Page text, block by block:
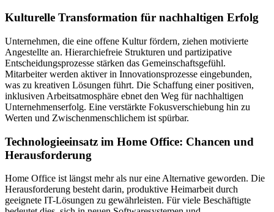
Kulturelle Transformation für nachhaltigen Erfolg
Unternehmen, die eine offene Kultur fördern, ziehen motivierte
Angestellte an. Hierarchiefreie Strukturen und partizipative
Entscheidungsprozesse stärken das Gemeinschaftsgefühl.
Mitarbeiter werden aktiver in Innovationsprozesse eingebunden,
was zu kreativen Lösungen führt. Die Schaffung einer positiven,
inklusiven Arbeitsatmosphäre ebnet den Weg für nachhaltigen
Unternehmenserfolg. Eine verstärkte Fokusverschiebung hin zu
Werten und Zwischenmenschlichem ist spürbar.
Technologieeinsatz im Home Office: Chancen und
Herausforderung
Home Office ist längst mehr als nur eine Alternative geworden. Die
Herausforderung besteht darin, produktive Heimarbeit durch
geeignete IT-Lösungen zu gewährleisten. Für viele Beschäftigte